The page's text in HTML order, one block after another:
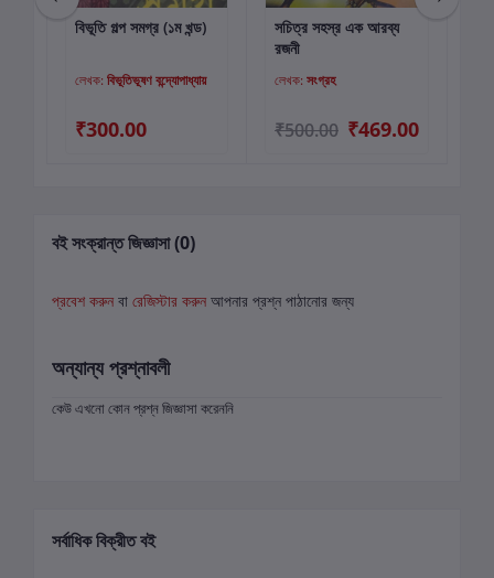
কার্টে যোগ করুন
বিভূতি গল্প সমগ্র (১ম খন্ড)
লেখক: বিভূতিভূষণ বন্দ্যোপাধ্যায়
₹300.00
কার্টে যোগ করুন
সচিত্র সহস্র এক আরব্য
রজনী
লেখক: সংগ্রহ
₹500.00 ₹469.00
বই সংক্রান্ত জিজ্ঞাসা (0)
প্রবেশ করুন বা রেজিস্টার করুন আপনার প্রশ্ন পাঠানোর জন্য
অন্যান্য প্রশ্নাবলী
কেউ এখনো কোন প্রশ্ন জিজ্ঞাসা করেননি
সর্বাধিক বিক্রীত বই